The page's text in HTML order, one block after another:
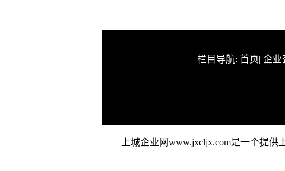
栏目导航: 首页| 企业
上城企业网www.jxcljx.com是一个提